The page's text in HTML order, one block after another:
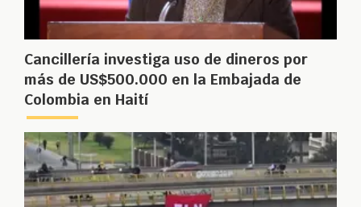
Cancillería investiga uso de dineros por
más de US$500.000 en la Embajada de
Colombia en Haití